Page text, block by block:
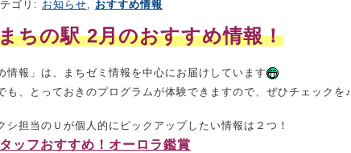
ゴリ: お知らせ おすすめ情報
ちの駅 2月のおすすめ情報！
情報」は、まちゼミ情報を中心にお届けしています
も、とっておきのプログラムが体験できますので、ぜひチェックを♪
シ担当のＵが個人的にピックアップしたい情報は２つ！
ッフおすすめ！オーロラ鑑賞